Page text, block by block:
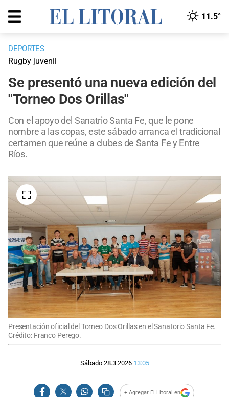
11.5°
DEPORTES
Rugby juvenil
Se presentó una nueva edición del
"Torneo Dos Orillas"
Con el apoyo del Sanatrio Santa Fe, que le pone
nombre a las copas, este sábado arranca el tradicional
certamen que reúne a clubes de Santa Fe y Entre
Ríos.
Presentación oficial del Torneo Dos Orillas en el Sanatorio Santa Fe.
Crédito: Franco Perego.
Sábado 28.3.2026 13:05
+ Agregar El Litoral en